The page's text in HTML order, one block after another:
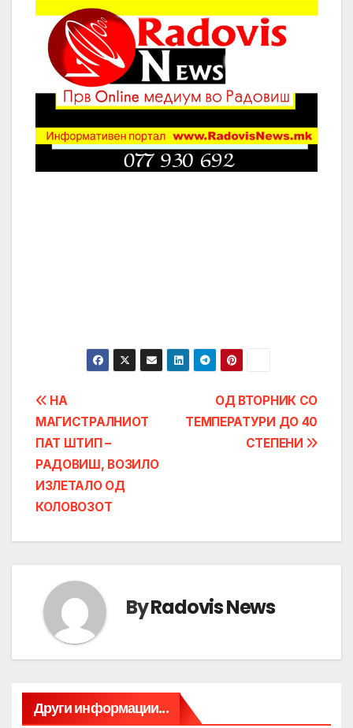
Post
navigation
ОД ВТОРНИК СО
ТЕМПЕРАТУРИ ДО 40
СТЕПЕНИ
НА
МАГИСТРАЛНИОТ
ПАТ ШТИП –
РАДОВИШ, ВОЗИЛО
ИЗЛЕТАЛО ОД
КОЛОВОЗОТ
ByRadovis News
Други информации...